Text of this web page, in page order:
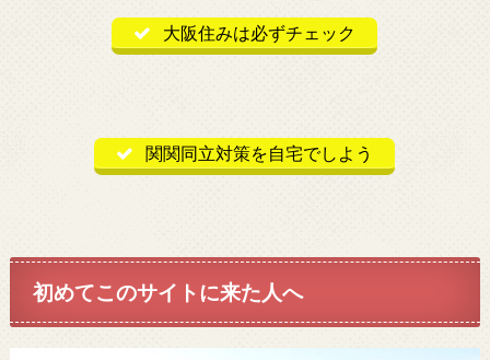
大阪住みは必ずチェック
関関同立対策を自宅でしよう
初めてこのサイトに来た人へ